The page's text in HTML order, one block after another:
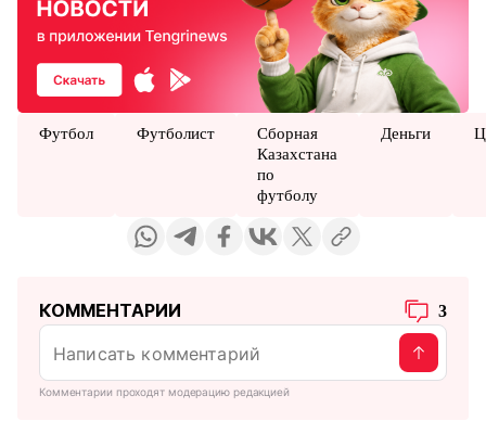
Футбол Футболист
Сборная
Казахстана
по
футболу
Деньги
КОММЕНТАРИИ 3
Комментарии проходят модерацию редакцией